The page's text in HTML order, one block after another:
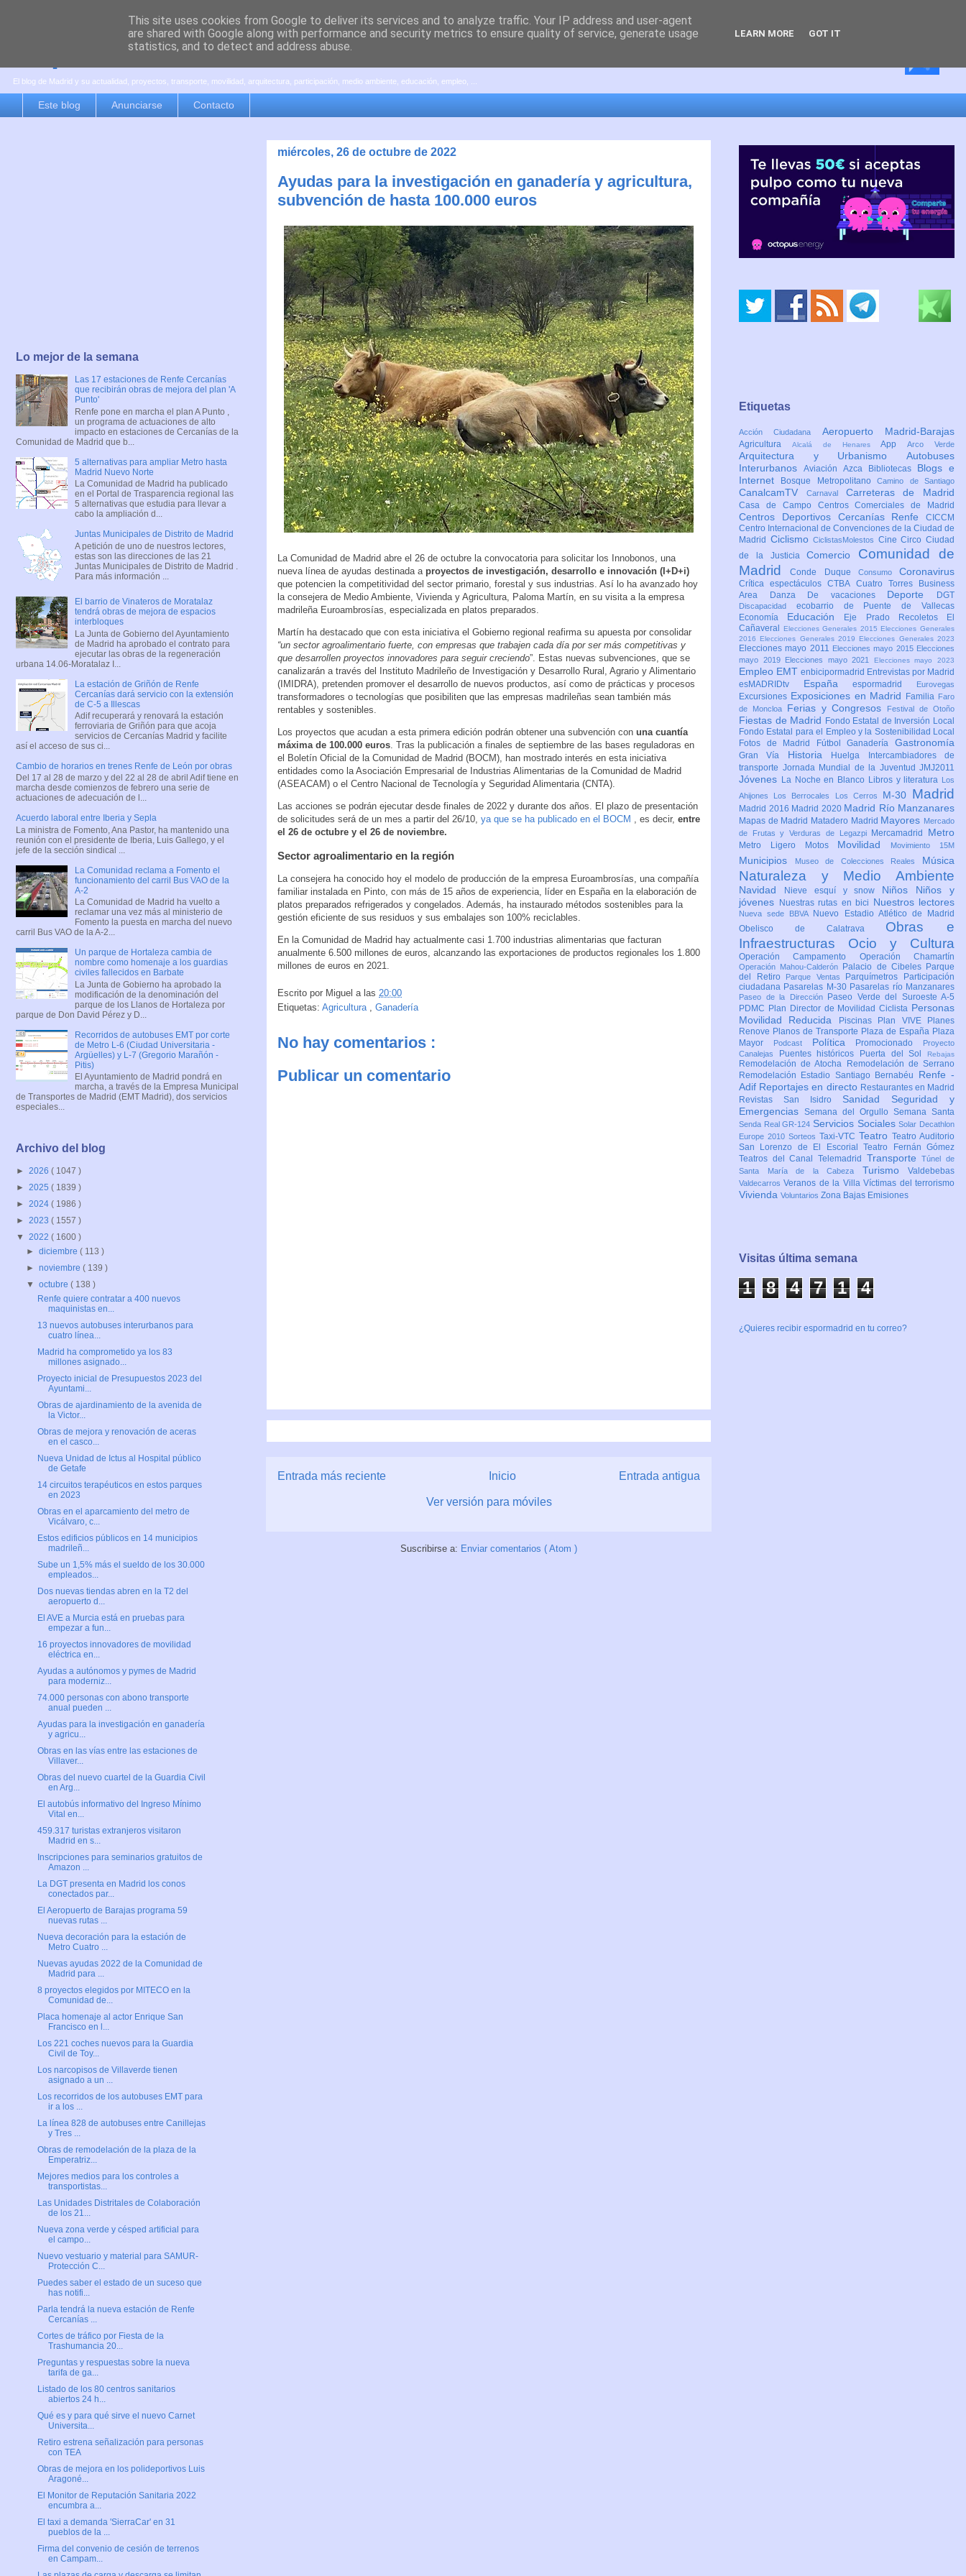
es por madrid
El blog de Madrid y su actualidad, proyectos, transporte, movilidad, arquitectura, participación, medio ambiente, educación, empleo, ...
Este blog Anunciarse Contacto
miércoles, 26 de octubre de 2022
Ayudas para la investigación en ganadería y agricultura,
subvención de hasta 100.000 euros
La Comunidad de Madrid abre el 26 de octubre la convocatoria para solicitar los Innobonos, una
nueva línea de ayudas destinada a proyectos de investigación, desarrollo e innovación (I+D+i)
que potencien la competitividad del sector primario, forestal y sus industrias. Así lo ha avanzado hoy
la consejera de Medio Ambiente, Vivienda y Agricultura, Paloma Martín, en su visita a la empresa
madrileña Euroambrosías, especializada en platos preparados.
Martín ha destacado que con esta iniciativa el Gobierno regional reafirma su apuesta por consolidar
“un sector agroalimentario fuerte, con empresas que trabajen cada día por ser más competitivas y
que desarrollen proyectos innovadores para seguir creciendo”. Estas nuevas subvenciones, que se
canalizarán a través del Instituto Madrileño de Investigación y Desarrollo Rural, Agrario y Alimentario
(IMIDRA), pretenden promover el desarrollo de nuevos productos, así como de prácticas y procesos
transformadores o tecnologías que posibiliten que las empresas madrileñas sean también más
rentables y sostenibles.
Los proyectos que acudan a esta primera edición podrán obtener una subvención con una cuantía
máxima de 100.000 euros . Tras la publicación a finales de septiembre de las bases reguladoras en
el Boletín Oficial de la Comunidad de Madrid (BOCM), han mostrado interés en esta iniciativa
entidades como la Asociación Empresarial de Industrias Alimentarias de la Comunidad de Madrid
(ASEACAM) o el Centro Nacional de Tecnología y Seguridad Alimentaria (CNTA).
Las acciones se podrán ejecutar desde finales de 2022 y durante dos años. El plazo de presentación
de solicitudes será de un mes a partir del 26/10, ya que se ha publicado en el BOCM , es decir, entre
el 26 de octubre y el 26 de noviembre.
Sector agroalimentario en la región
La consejera ha conocido hoy el modelo de producción de la empresa Euroambrosías, una compañía
familiar instalada en Pinto, con más de 15 años de experiencia, líder en España en la elaboración de
platos preparados refrigerados y congelados. Además, ha instaurado métodos sostenibles para la
gestión eficiente de sus residuos y sus embalajes son 100% reciclables.
En la Comunidad de Madrid hay actualmente casi 1.700 industrias alimentarias que facturan
anualmente 6.500 millones de euros, alcanzando las exportaciones de productos regionales los 1.800
millones de euros en 2021.
Escrito por Miguel a las 20:00
Etiquetas: Agricultura , Ganadería
No hay comentarios :
Publicar un comentario
Entrada más reciente Entrada antigua
Inicio
Ver versión para móviles
Suscribirse a: Enviar comentarios ( Atom )
Lo mejor de la semana
Las 17 estaciones de Renfe Cercanías
que recibirán obras de mejora del plan 'A
Punto'
Renfe pone en marcha el plan A Punto ,
un programa de actuaciones de alto
impacto en estaciones de Cercanías de la
Comunidad de Madrid que b...
5 alternativas para ampliar Metro hasta
Madrid Nuevo Norte
La Comunidad de Madrid ha publicado
en el Portal de Trasparencia regional las
5 alternativas que estudia para llevar a
cabo la ampliación d...
Juntas Municipales de Distrito de Madrid
A petición de uno de nuestros lectores,
estas son las direcciones de las 21
Juntas Municipales de Distrito de Madrid .
Para más información ...
El barrio de Vinateros de Moratalaz
tendrá obras de mejora de espacios
interbloques
La Junta de Gobierno del Ayuntamiento
de Madrid ha aprobado el contrato para
ejecutar las obras de la regeneración
urbana 14.06-Moratalaz I...
La estación de Griñón de Renfe
Cercanías dará servicio con la extensión
de C-5 a Illescas
Adif recuperará y renovará la estación
ferroviaria de Griñón para que acoja
servicios de Cercanías Madrid y facilite
así el acceso de sus ci...
Cambio de horarios en trenes Renfe de León por obras
Del 17 al 28 de marzo y del 22 al 28 de abril Adif tiene en
marcha desde comienzos de febrero una serie de
actuaciones de adecuación de l...
Acuerdo laboral entre Iberia y Sepla
La ministra de Fomento, Ana Pastor, ha mantenido una
reunión con el presidente de Iberia, Luis Gallego, y el
jefe de la sección sindical ...
La Comunidad reclama a Fomento el
funcionamiento del carril Bus VAO de la
A-2
La Comunidad de Madrid ha vuelto a
reclamar una vez más al ministerio de
Fomento la puesta en marcha del nuevo
carril Bus VAO de la A-2...
Un parque de Hortaleza cambia de
nombre como homenaje a los guardias
civiles fallecidos en Barbate
La Junta de Gobierno ha aprobado la
modificación de la denominación del
parque de los Llanos de Hortaleza por
parque de Don David Pérez y D...
Recorridos de autobuses EMT por corte
de Metro L-6 (Ciudad Universitaria -
Argüelles) y L-7 (Gregorio Marañón -
Pitis)
El Ayuntamiento de Madrid pondrá en
marcha, a través de la Empresa Municipal
de Transportes de Madrid (EMT Madrid), dos servicios
especiales...
Archivo del blog
► 2026 ( 1047 )
► 2025 ( 1839 )
► 2024 ( 1986 )
► 2023 ( 1557 )
▼ 2022 ( 1600 )
►diciembre( 113 )
►noviembre( 139 )
▼octubre( 138 )
Renfe quiere contratar a 400 nuevos
maquinistas en...
13 nuevos autobuses interurbanos para
cuatro línea...
Madrid ha comprometido ya los 83
millones asignado...
Proyecto inicial de Presupuestos 2023 del
Ayuntami...
Obras de ajardinamiento de la avenida de
la Victor...
Obras de mejora y renovación de aceras
en el casco...
Nueva Unidad de Ictus al Hospital público
de Getafe
14 circuitos terapéuticos en estos parques
en 2023
Obras en el aparcamiento del metro de
Vicálvaro, c...
Estos edificios públicos en 14 municipios
madrileñ...
Sube un 1,5% más el sueldo de los 30.000
empleados...
Dos nuevas tiendas abren en la T2 del
aeropuerto d...
El AVE a Murcia está en pruebas para
empezar a fun...
16 proyectos innovadores de movilidad
eléctrica en...
Ayudas a autónomos y pymes de Madrid
para moderniz...
74.000 personas con abono transporte
anual pueden ...
Ayudas para la investigación en ganadería
y agricu...
Obras en las vías entre las estaciones de
Villaver...
Obras del nuevo cuartel de la Guardia Civil
en Arg...
El autobús informativo del Ingreso Mínimo
Vital en...
459.317 turistas extranjeros visitaron
Madrid en s...
Inscripciones para seminarios gratuitos de
Amazon ...
La DGT presenta en Madrid los conos
conectados par...
El Aeropuerto de Barajas programa 59
nuevas rutas ...
Nueva decoración para la estación de
Metro Cuatro ...
Nuevas ayudas 2022 de la Comunidad de
Madrid para ...
8 proyectos elegidos por MITECO en la
Comunidad de...
Placa homenaje al actor Enrique San
Francisco en l...
Los 221 coches nuevos para la Guardia
Civil de Toy...
Los narcopisos de Villaverde tienen
asignado a un ...
Los recorridos de los autobuses EMT para
ir a los ...
La línea 828 de autobuses entre Canillejas
y Tres ...
Obras de remodelación de la plaza de la
Emperatriz...
Mejores medios para los controles a
transportistas...
Las Unidades Distritales de Colaboración
de los 21...
Nueva zona verde y césped artificial para
el campo...
Nuevo vestuario y material para SAMUR-
Protección C...
Puedes saber el estado de un suceso que
has notifi...
Parla tendrá la nueva estación de Renfe
Cercanías ...
Cortes de tráfico por Fiesta de la
Trashumancia 20...
Preguntas y respuestas sobre la nueva
tarifa de ga...
Listado de los 80 centros sanitarios
abiertos 24 h...
Qué es y para qué sirve el nuevo Carnet
Universita...
Retiro estrena señalización para personas
con TEA
Obras de mejora en los polideportivos Luis
Aragoné...
El Monitor de Reputación Sanitaria 2022
encumbra a...
El taxi a demanda 'SierraCar' en 31
pueblos de la ...
Firma del convenio de cesión de terrenos
en Campam...
Etiquetas
Acción Ciudadana Aeropuerto Madrid-Barajas
Agricultura Alcalá de HenaresAppArco Verde
Arquitectura y Urbanismo Autobuses
Interurbanos Aviación Azca Bibliotecas Blogs e
Internet
Bosque MetropolitanoCamino de Santiago
CanalcamTV Carnaval Carreteras de Madrid
Casa de Campo Centros Comerciales de Madrid
Centros Deportivos Cercanías Renfe CICCM
Centro Internacional de Convenciones de la Ciudad de
Madrid CiclismoCiclistasMolestos CineCircoCiudad
de la JusticiaComercio Comunidad de
MadridConde Duque Consumo Coronavirus
Crítica espectáculosCTBA Cuatro Torres Business
Area
Danza De vacaciones Deporte DGT
Discapacidad ecobarrio de Puente de Vallecas
Economía Educación Eje Prado Recoletos
El
Cañaveral
Elecciones Generales 2015 Elecciones Generales
2016 Elecciones Generales 2019 Elecciones Generales 2023
Elecciones mayo 2011 Elecciones mayo 2015 Elecciones
mayo 2019
Elecciones mayo 2021 Elecciones mayo 2023
Empleo EMT enbicipormadrid Entrevistas por Madrid
esMADRIDtv Españaespormadrid Eurovegas
Excursiones Exposiciones en Madrid Familia Faro
de Moncloa
Ferias y Congresos Festival de Otoño
Fiestas de Madrid Fondo Estatal de Inversión Local
Fondo Estatal para el Empleo y la Sostenibilidad Local
Fotos de Madrid
FútbolGanaderíaGastronomía
Gran Vía Historia Huelga
Intercambiadores de
transporte Jornada Mundial de la Juventud JMJ2011
Jóvenes La Noche en Blanco Libros y literatura
Los
Ahijones
Los Berrocales Los Cerros M-30 Madrid
Madrid 2016 Madrid 2020 Madrid Río Manzanares
Mapas de Madrid Matadero Madrid Mayores Mercado
de Frutas y Verduras de Legazpi
Mercamadrid Metro
Metro Ligero Motos Movilidad Movimiento 15M
Municipios Museo de Colecciones Reales Música
Naturaleza y Medio Ambiente
Navidad Nieve esquí y snow Niños Niños y
jóvenes
Nuestras rutas en bici Nuestros lectores
Nueva sede BBVA
Nuevo Estadio Atlético de Madrid
Obelisco de Calatrava Obras e
Infraestructuras Ocio y Cultura
Operación Campamento Operación Chamartín
Operación Mahou-Calderón Palacio de Cibeles Parque
del Retiro
Parque Ventas Parquímetros
Participación
ciudadana Pasarelas M-30 Pasarelas río Manzanares
Paseo de la Dirección
Paseo Verde del Suroeste A-5
PDMC Plan Director de Movilidad Ciclista Personas
Movilidad Reducida
Piscinas Plan VIVE
Planes
Renove Planos de Transporte Plaza de España Plaza
Mayor
Podcast Política Promocionado
Proyecto
Canalejas
Puentes históricos Puerta del Sol Rebajas
Remodelación de Atocha
Remodelación de Serrano
Remodelación Estadio Santiago Bernabéu Renfe -
Adif Reportajes en directo Restaurantes en Madrid
Revistas San Isidro Sanidad Seguridad y
Emergencias Semana del Orgullo Semana Santa
Senda Real GR-124 Servicios SocialesSolar Decathlon
Europe 2010 Sorteos Taxi-VTC Teatro Teatro Auditorio
San Lorenzo de El EscorialTeatro Fernán Gómez
Teatros del Canal Telemadrid TransporteTúnel de
Santa María de la Cabeza Turismo Valdebebas
ValdecarrosVeranos de la VillaVíctimas del terrorismo
Vivienda Voluntarios Zona Bajas Emisiones
Visitas última semana
1 8 4 7 1 4
¿Quieres recibir espormadrid en tu correo?
This site uses cookies from Google to deliver its services and to analyze traffic. Your IP address and user-agent
are shared with Google along with performance and security metrics to ensure quality of service, generate usage
statistics, and to detect and address abuse.
LEARN MORE GOT IT